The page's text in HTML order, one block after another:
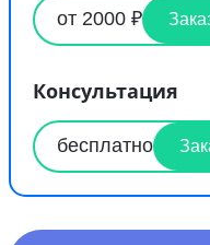
от 2000 ₽
Консультация
бесплатно